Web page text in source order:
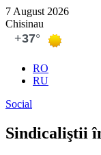
7 August 2026
Chisinau
RO
RU
Social
Sindicaliştii